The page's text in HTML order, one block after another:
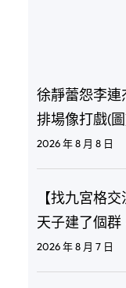
徐靜蕾怨李連
排場像打戲(
2026 年 8 月 8 日
【找九宮格
天子建了個群
2026 年 8 月 7 日